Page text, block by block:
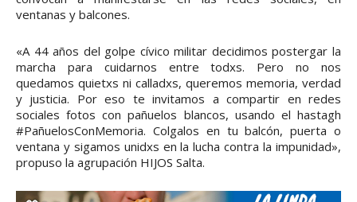
ventanas y balcones.
«A 44 años del golpe cívico militar decidimos postergar la
marcha para cuidarnos entre todxs. Pero no nos
quedamos quietxs ni calladxs, queremos memoria, verdad
y justicia. Por eso te invitamos a compartir en redes
sociales fotos con pañuelos blancos, usando el hastagh
#PañuelosConMemoria. Colgalos en tu balcón, puerta o
ventana y sigamos unidxs en la lucha contra la impunidad»,
propuso la agrupación HIJOS Salta.